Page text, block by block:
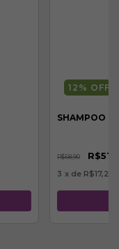
12 % OFF
SHAMPOO
R$58,90
3 x de R$17,26